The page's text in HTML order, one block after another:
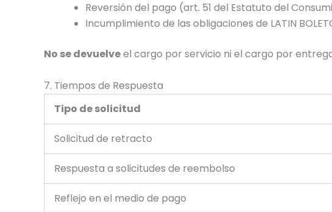
Reversión del pago (art. 51 del Estatuto del
Incumplimiento de las obligaciones de LATIN
No se devuelveel cargo por servicio ni el cargo por
7. Tiempos de Respuesta
Tipo de solicitud
Solicitud de retracto
Respuesta a solicitudes de reembolso
Reflejo en el medio de pago